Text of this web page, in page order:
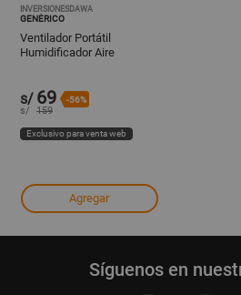
INVERSIONESDAWA
GENÉRICO
Ventilador Portátil
Humidificador Aire
s/ 69 -56%
s/ 159
Exclusivo para venta web
Agregar
Síguenos en